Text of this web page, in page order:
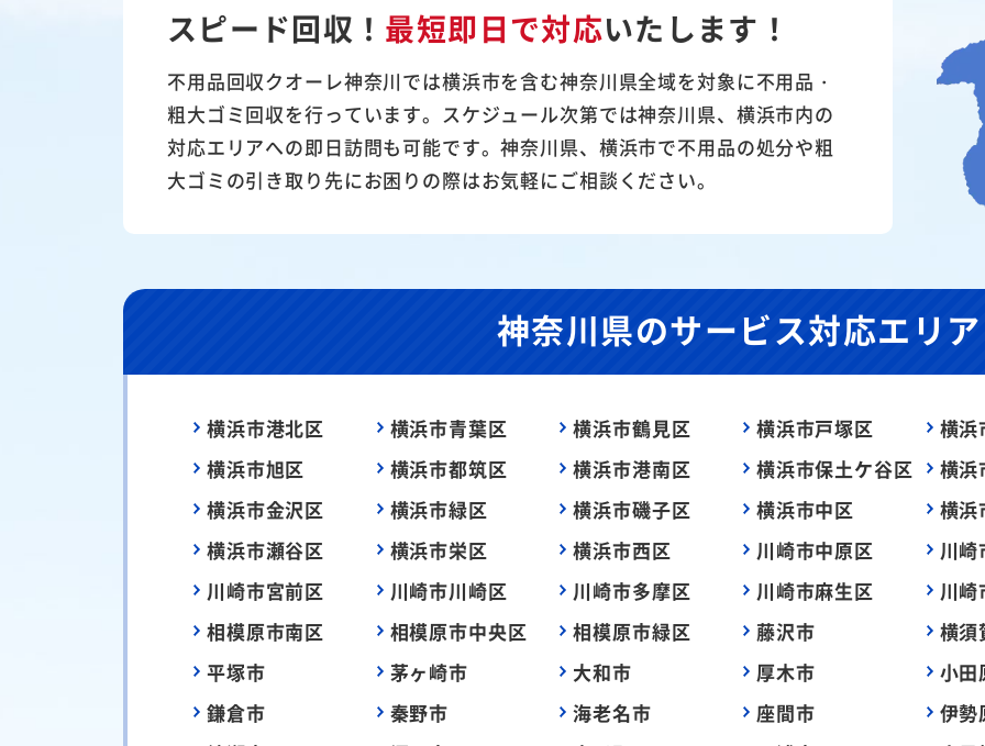
スピード回収！ 最短即日で対応いたします！
不用品回収クオーレ神奈川では横浜市を含む神奈川県全域を対象に不用品・
粗大ゴミ回収を行っています。スケジュール次第では神奈川県、横浜市内の
対応エリアへの即日訪問も可能です。神奈川県、横浜市で不用品の処分や粗
大ゴミの引き取り先にお困りの際はお気軽にご相談ください。
神奈川県のサービス対応エリア
横浜市港北区 横浜市青葉区 横浜市鶴見区 横浜市戸塚区
横浜
横浜市旭区
横浜市都筑区 横浜市港南区 横浜市保土ケ谷区
横浜
横浜市金沢区
横浜市緑区 横浜市磯子区 横浜市中区
横浜
横浜市瀬谷区
横浜市栄区 横浜市西区 川崎市中原区
川
川崎市宮前区
川崎市川崎区 川崎市多摩区 川崎市麻生区
川
相模原市南区
相模原市中央区 相模原市緑区 藤沢市
横須
平塚市
茅ヶ崎市 大和市 厚木市
小田
鎌倉市
秦野市 海老名市 座間市
伊勢